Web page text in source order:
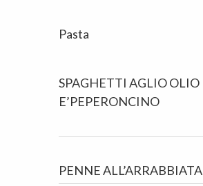
Pasta
SPAGHETTI AGLIO OLIO
E’PEPERONCINO
PENNE ALL’ARRABBIATA